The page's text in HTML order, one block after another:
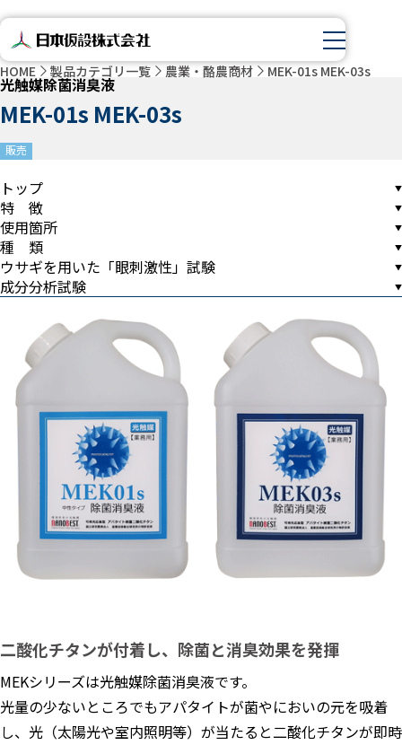
HOME 製品カテゴリ一覧 農業・酪農商材 MEK-01s MEK-03s
光触媒除菌消臭液
MEK-01s MEK-03s
販売
トップ
特 徴
使用箇所
種 類
ウサギを用いた「眼刺激性」試験
成分分析試験
二酸化チタンが付着し、除菌と消臭効果を発揮
MEKシリーズは光触媒除菌消臭液です。
光量の少ないところでもアパタイトが菌やにおいの元を吸着
し、光（太陽光や室内照明等）が当たると二酸化チタンが即時